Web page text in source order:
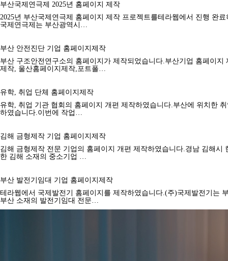
부산국제연극제 2025년 홈페이지 제작
2025년 부산국제연극제 홈페이지 제작 프로젝트를테라웹에서 진행 완
국제연극제는 부산광역시…
부산 안전진단 기업 홈페이지제작
부산 구조안전연구소의 홈페이지가 제작되었습니다.부산기업 홈페이지
제작, 울산홈페이지제작,포트폴…
유학, 취업 단체 홈페이지제작
유학, 취업 기관 협회의 홈페이지 개편 제작하였습니다.부산에 위치한
하였습니다.이번에 작업…
김해 금형제작 기업 홈페이지제작
김해 금형제작 전문 기업의 홈페이지 개편 제작하였습니다.경남 김해시
한 김해 소재의 중소기업 …
부산 발전기임대 기업 홈페이지제작
테라웹에서 국제발전기 홈페이지를 제작하였습니다.(주)국제발전기는
부산 소재의 발전기임대 전문…